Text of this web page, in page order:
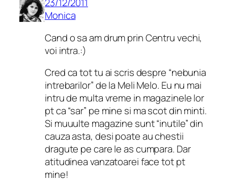
Monica
Cand o sa am drum prin Centru vechi,
voi intra.:)
Cred ca tot tu ai scris despre “nebunia
intrebarilor” de la Meli Melo. Eu nu mai
intru de multa vreme in magazinele lor
pt ca “sar” pe mine si ma scot din minti.
Si muuulte magazine sunt “inutile” din
cauza asta, desi poate au chestii
dragute pe care le as cumpara. Dar
atitudinea vanzatoarei face tot pt
mine!